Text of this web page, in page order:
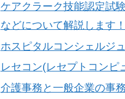
ケアクラーク技能認定試
などについて解説します！
ホスピタルコンシェルジ
レセコン(レセプトコンピ
介護事務と一般企業の事